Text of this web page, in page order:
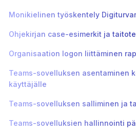
Monikielinen työskentely
Ohjekirjan case-esimerkit ja
Organisaation logon liittäminen
Teams-sovelluksen asentaminen
käyttäjälle
Teams-sovelluksen salliminen ja
Teams-sovelluksien hallinnointi